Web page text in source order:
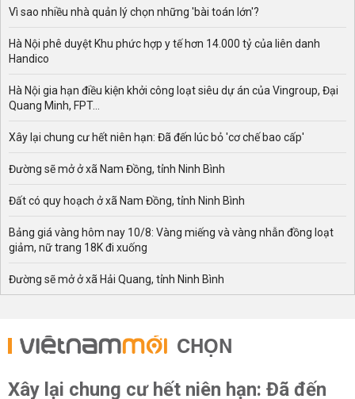
Vì sao nhiều nhà quản lý chọn những 'bài toán lớn'?
Hà Nội phê duyệt Khu phức hợp y tế hơn 14.000 tỷ của liên danh
Handico
Hà Nội gia hạn điều kiện khởi công loạt siêu dự án của Vingroup, Đại
Quang Minh, FPT...
Xây lại chung cư hết niên hạn: Đã đến lúc bỏ 'cơ chế bao cấp'
Đường sẽ mở ở xã Nam Đồng, tỉnh Ninh Bình
Đất có quy hoạch ở xã Nam Đồng, tỉnh Ninh Bình
Bảng giá vàng hôm nay 10/8: Vàng miếng và vàng nhẫn đồng loạt
giảm, nữ trang 18K đi xuống
Đường sẽ mở ở xã Hải Quang, tỉnh Ninh Bình
CHỌN
Xây lại chung cư hết niên hạn: Đã đến